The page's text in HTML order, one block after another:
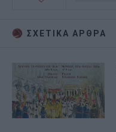
ΣΧΕΤΙΚA AΡΘΡΑ